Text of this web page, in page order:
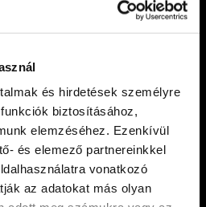
és hirdetések személyre
biztosításához,
elemzéséhez. Ezenkívül
és elemező partnereinkkel
vonatkozó
az adatokat más olyan
2026. március 26.